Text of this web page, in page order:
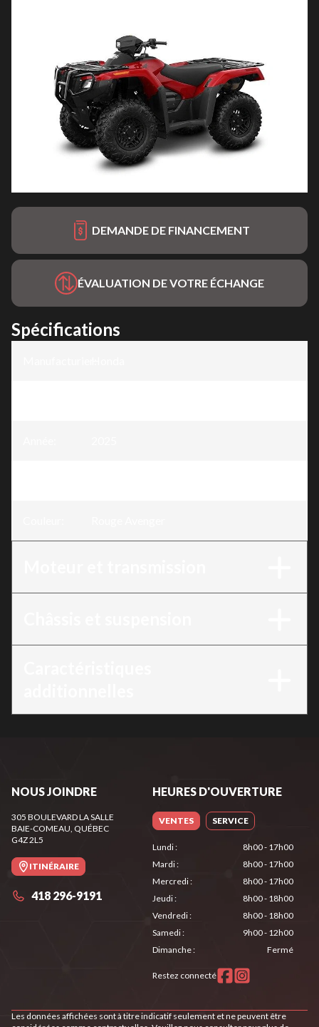
DEMANDE DE FINANCEMENT
ÉVALUATION DE VOTRE ÉCHANGE
Spécifications
NOUS JOINDRE
305 BOULEVARD LA SALLE
BAIE-COMEAU, QUÉBEC
G4Z 2L5
ITINÉRAIRE
418 296-9191
HEURES D'OUVERTURE
VENTES SERVICE
Lundi:
8h00 - 17h00
Mardi:
8h00 - 17h00
Mercredi:
8h00 - 17h00
Jeudi:
8h00 - 18h00
Vendredi:
8h00 - 18h00
Samedi:
9h00 - 12h00
Dimanche: Fermé
Restez connecté
Les données affichées sont à titre indicatif seulement et ne peuvent être